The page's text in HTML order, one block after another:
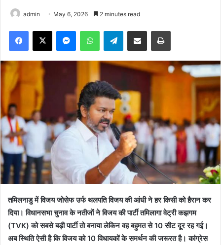
admin May 6, 2026 2 minutes read
Facebook
X MessengerWhatsAppTelegramShare via Email Print
तमिलनाडु में विजय जोसेफ उर्फ थलपति विजय की आंधी ने हर किसी को हैरान कर
दिया। विधानसभा चुनाव के नतीजों ने विजय की पार्टी तमिलागा वेट्री कझगम
(TVK) को सबसे बड़ी पार्टी तो बनाया लेकिन वह बहुमत से 10 सीट दूर रह गई।
अब स्थिति ऐसी है कि विजय को 10 विधायकों के समर्थन की जरूरत है। कांग्रेस